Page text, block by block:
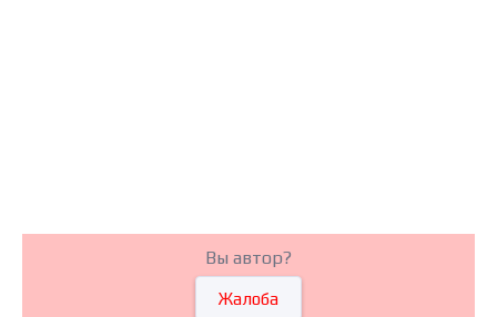
Вы автор?
Жалоба